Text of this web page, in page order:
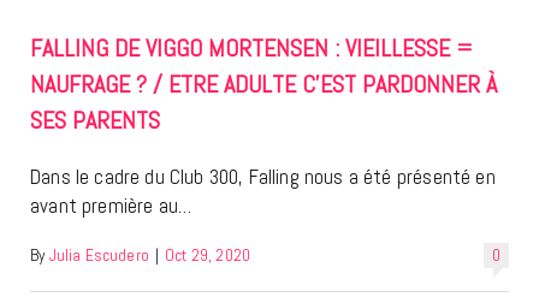
FALLING DE VIGGO MORTENSEN : VIEILLESSE =
NAUFRAGE ? / ETRE ADULTE C’EST PARDONNER À
SES PARENTS
Dans le cadre du Club 300, Falling nous a été présenté en
avant première au…
0
By Julia Escudero | Oct 29, 2020